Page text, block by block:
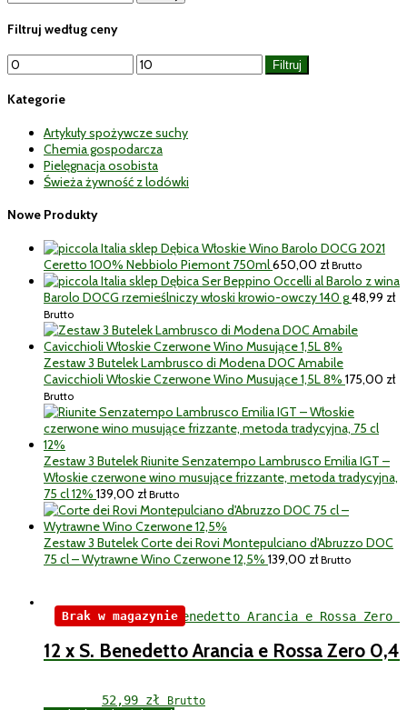
Filtruj według ceny
Cena
min
Cena
max
Filtruj
Kategorie
Artykuły spożywcze suchy
Chemia gospodarcza
Pielęgnacja osobista
Świeża żywność z lodówki
Nowe Produkty
Włoskie Wino Barolo DOCG 2021
Ceretto 100% Nebbiolo Piemont 750ml650,00 zł Brutto
Ser Beppino Occelli al Barolo z wina
Barolo DOCG rzemieślniczy włoski krowio-owczy 140 g48,99 zł
Brutto
Zestaw 3 Butelek Lambrusco di Modena DOC Amabile
Cavicchioli Włoskie Czerwone Wino Musujące 1,5L 8% 175,00 zł
Brutto
Zestaw 3 Butelek Riunite Senzatempo Lambrusco Emilia IGT –
Włoskie czerwone wino musujące frizzante, metoda tradycyjna,
75 cl 12% 139,00 zł Brutto
Zestaw 3 Butelek Corte dei Rovi Montepulciano d'Abruzzo DOC
75 cl – Wytrawne Wino Czerwone 12,5% 139,00 zł Brutto
12 x S. Benedetto Arancia e Rossa Zero
52,99 zł Brutto
Brak w magazynie